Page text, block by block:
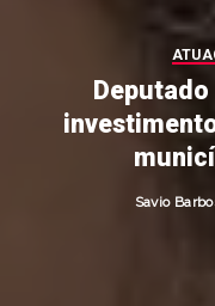
Posted
Savio